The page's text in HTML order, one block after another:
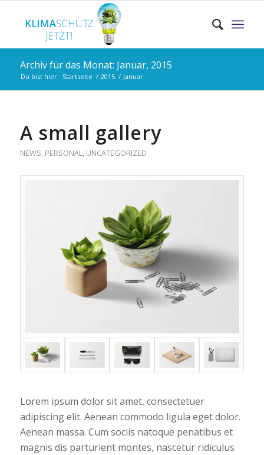
Archiv für das Monat: Januar, 2015
Du bist hier: Startseite / 2015 / Januar
A small gallery
NEWS, PERSONAL, UNCATEGORIZED
Lorem ipsum dolor sit amet, consectetuer
adipiscing elit. Aenean commodo ligula eget dolor.
Aenean massa. Cum sociis natoque penatibus et
magnis dis parturient montes, nascetur ridiculus